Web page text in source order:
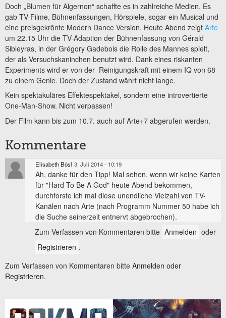
Doch „Blumen für Algernon“ schaffte es in zahlreiche Medien. Es
gab TV-Filme, Bühnenfassungen, Hörspiele, sogar ein Musical und
eine preisgekrönte Modern Dance Version. Heute Abend zeigt Arte
um 22.15 Uhr die TV-Adaption der Bühnenfassung von Gérald
Sibleyras, in der Grégory Gadebois die Rolle des Mannes spielt,
der als Versuchskaninchen benutzt wird. Dank eines riskanten
Experiments wird er von der Reinigungskraft mit einem IQ von 68
zu einem Genie. Doch der Zustand währt nicht lange.
Kein spektakuläres Effektespektakel, sondern eine introvertierte
One-Man-Show. Nicht verpassen!
Der Film kann bis zum 10.7. auch auf Arte+7 abgerufen werden.
Kommentare
Elisabeth Bösl 3. Juli 2014 - 10:19
Ah, danke für den Tipp! Mal sehen, wenn wir keine Karten
für "Hard To Be A God" heute Abend bekommen,
durchforste ich mal diese unendliche Vielzahl von TV-
Kanälen nach Arte (nach Programm Nummer 50 habe ich
die Suche seinerzeit entnervt abgebrochen).
Zum Verfassen von Kommentaren bitte Anmelden oder
Registrieren .
Zum Verfassen von Kommentaren bitte Anmelden oder
Registrieren.